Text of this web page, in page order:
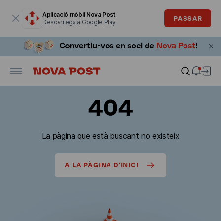
Aplicació mòbil Nova Post
Descarrega a Google Play
PASSAR
404
La pàgina que està buscant no existeix
A LA PÀGINA D'INICI